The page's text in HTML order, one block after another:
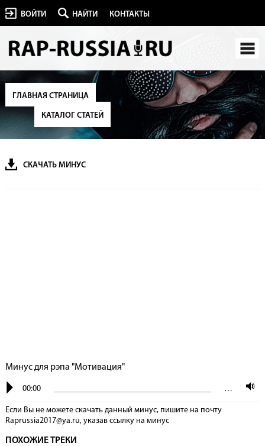
ВОЙТИ НАЙТИ КОНТАКТЫ
ГЛАВНАЯ СТРАНИЦА
КАТАЛОГ СТАТЕЙ
СКАЧАТЬ МИНУС
Минус для рэпа "Мотивация"
00:00 …
Если Вы не можете скачать данный минус, пишите на почту
Raprussia2017@ya.ru, указав сcылку на минус
ПОХОЖИЕ ТРЕКИ